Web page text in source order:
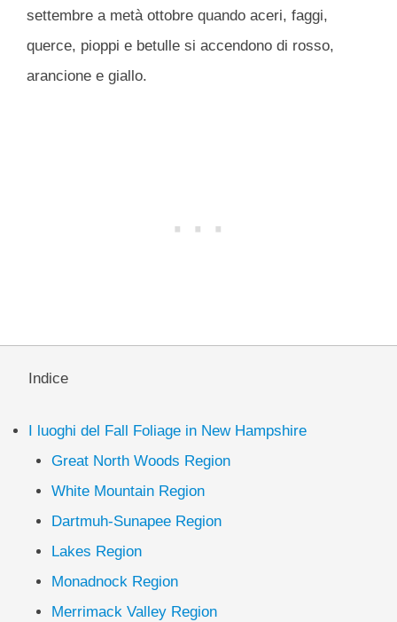
settembre a metà ottobre quando aceri, faggi,
querce, pioppi e betulle si accendono di rosso,
arancione e giallo.
Indice
I luoghi del Fall Foliage in New Hampshire
Great North Woods Region
White Mountain Region
Dartmuh-Sunapee Region
Lakes Region
Monadnock Region
Merrimack Valley Region